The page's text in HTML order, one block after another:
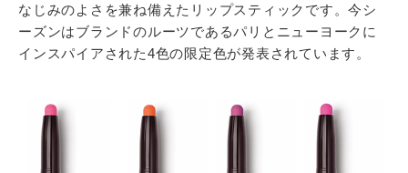
なじみのよさを兼ね備えたリップスティックです。今シ
ーズンはブランドのルーツであるパリとニューヨークに
インスパイアされた4色の限定色が発表されています。